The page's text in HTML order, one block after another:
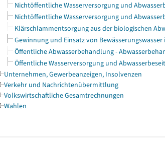
Nichtöffentliche Wasserversorgung und
Nichtöffentliche Wasserversorgung und
Klärschlammentsorgung aus der biologischen
Gewinnung und Einsatz von
Öffentliche Abwasserbehandlung -
Öffentliche Wasserversorgung und
Unternehmen, Gewerbeanzeigen, Insolvenzen
Verkehr und Nachrichtenübermittlung
Volkswirtschaftliche Gesamtrechnungen
Wahlen